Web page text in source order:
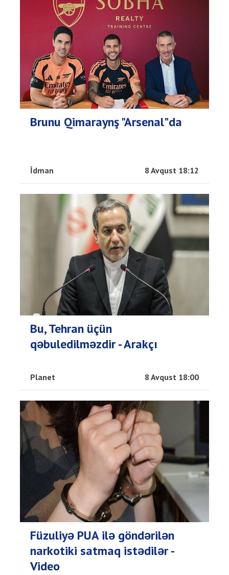
Brunu Qimaraynş "Arsenal"da
İdman 8 Avqust 18:12
Bu, Tehran üçün
qəbuledilməzdir - Arakçı
Planet 8 Avqust 18:00
Füzuliyə PUA ilə göndərilən
narkotiki satmaq istədilər -
Video